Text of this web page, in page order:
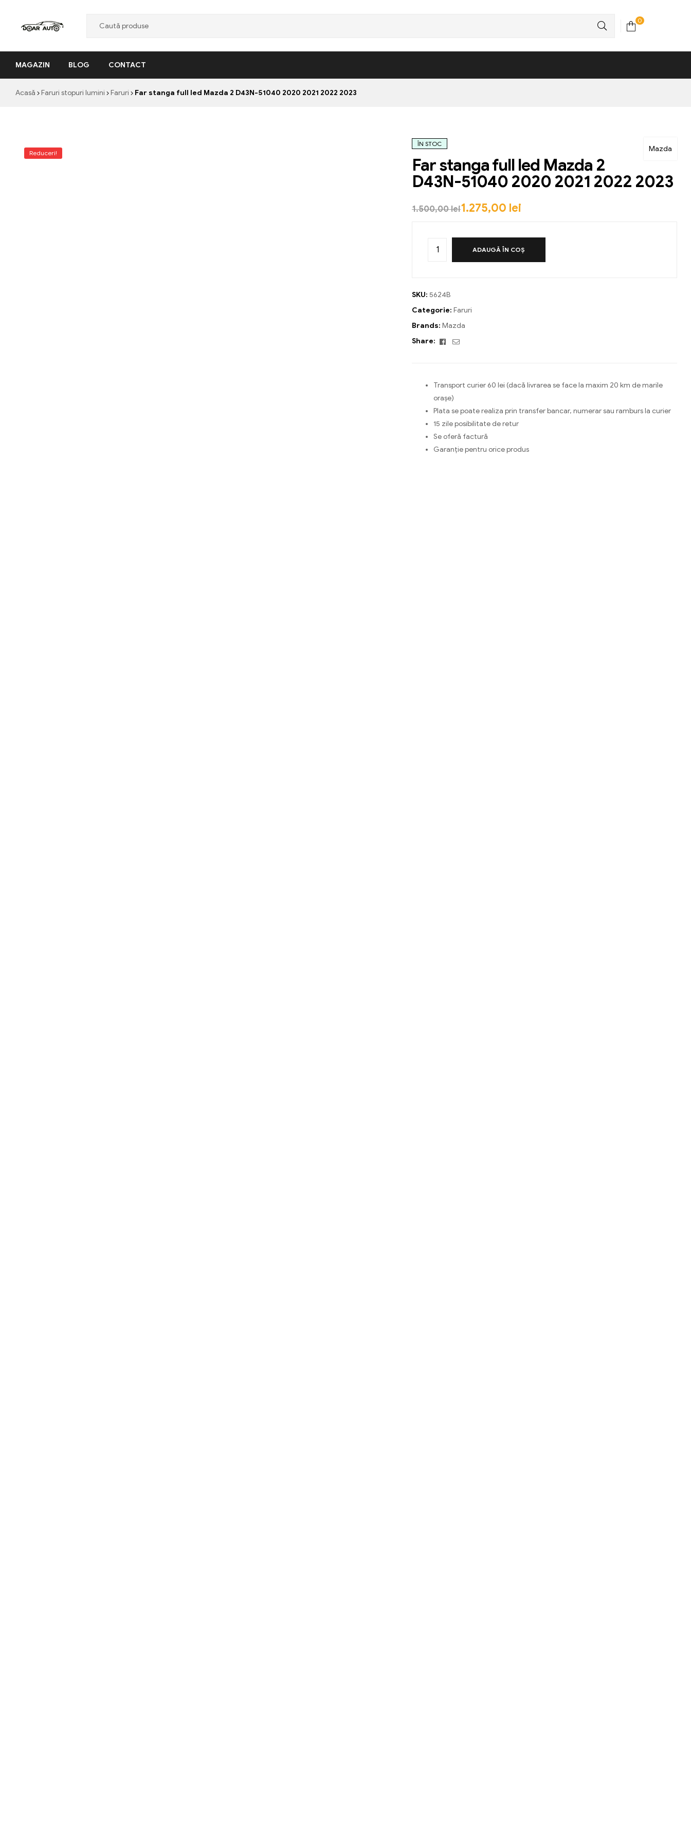
Auto
"Nascut
profesionalism"
0
MAGAZIN BLOG CONTACT
Acasă Faruri stopuri lumini Faruri Far stanga full led Mazda 2 D43N-51040 2020 2021 2022 2023
Reduceri! Mazda
ÎN STOC
Far stanga full led Mazda 2
D43N-51040 2020 2021 2022 2023
1.500,00lei1.275,00 lei
ADAUGĂ ÎN COȘ
SKU: 5624B
Categorie: Faruri
Brands: Mazda
Share:
Facebook
Email
Transport curier 60 lei (dacă livrarea se face la maxim 20 km de marile
orașe)
Plata se poate realiza prin transfer bancar, numerar sau ramburs la curier
15 zile posibilitate de retur
Se oferă factură
Garanție pentru orice produs